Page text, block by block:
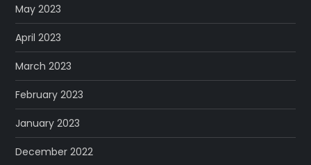
May 2023
April 2023
March 2023
February 2023
January 2023
December 2022